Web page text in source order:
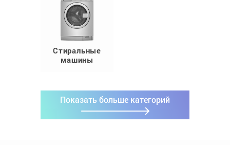
Стиральные
машины
Показать больше категорий